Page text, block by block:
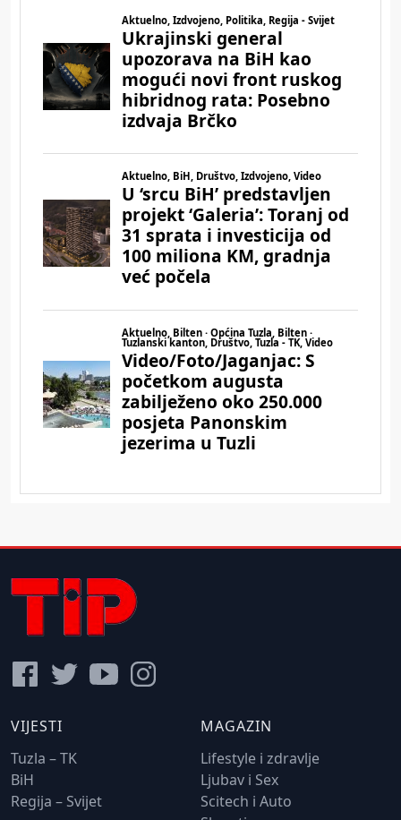
VIJESTI
Tuzla – TK
BiH
Regija – Svijet
MAGAZIN
Lifestyle i zdravlje
Ljubav i Sex
Scitech i Auto